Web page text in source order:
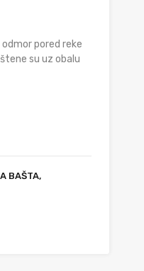
pored reke
su uz obalu
BAŠTA,